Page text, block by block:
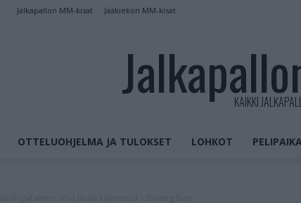
Jalkapallon MM-kisat Jääkiekon MM-kisat
KAIKKI
OTTELUOHJELMA JA TULOKSET LOHKOT